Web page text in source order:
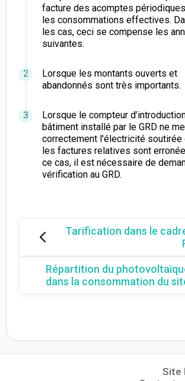
facture des acomptes
les consommations effectives.
les cas, ceci se compense les
suivantes.
Lorsque les montants ouverts et
abandonnés sont très importants.
Lorsque le compteur
bâtiment installé par le GRD ne
correctement l'électricité soutirée
les factures relatives sont
ce cas, il est nécessaire de
vérification au GRD.
Tarification dans le
Répartition du
dans la consommation du
Site